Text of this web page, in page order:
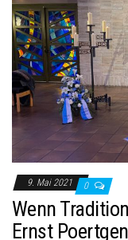
9. Mai 2021 0
Wenn
Ernst